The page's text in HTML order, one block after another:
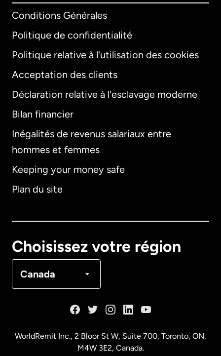
Conditions Générales
Politique de confidentialité
Politique relative à l'utilisation des cookies
Acceptation des clients
Déclaration relative à l'esclavage moderne
Bilan financier
Inégalités de revenus salariaux entre
hommes et femmes
Keeping your money safe
Plan du site
Choisissez votre région
Canada
International
Allemagne
Français
WorldRemit Inc., 2 Bloor St W, Suite 700, Toronto, ON,
M4W 3E2, Canada.